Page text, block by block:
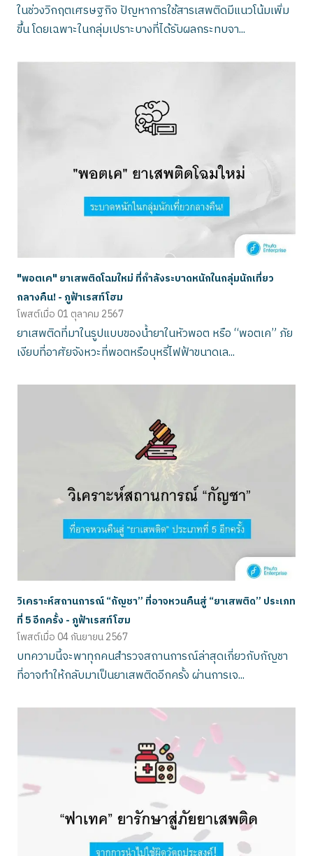
ในช่วงวิกฤตเศรษฐกิจ ปัญหาการใช้สารเสพติดมีแนวโน้มเพิ่ม
ขึ้น โดยเฉพาะในกลุ่มเปราะบางที่ได้รับผลกระทบจา...
"พอตเค" ยาเสพติดโฉมใหม่ ที่กำลังระบาดหนักในกลุ่มนักเที่ยว
กลางคืน! - ภูฟ้าเรสท์โฮม
โพสต์เมื่อ01 ตุลาคม 2567
ยาเสพติดที่มาในรูปแบบของน้ำยาในหัวพอต หรือ “พอตเค” ภัย
เงียบที่อาศัยจังหวะที่พอตหรือบุหรี่ไฟฟ้าขนาดเล...
วิเคราะห์สถานการณ์ “กัญชา” ที่อาจหวนคืนสู่ “ยาเสพติด” ประเภท
ที่ 5 อีกครั้ง - ภูฟ้าเรสท์โฮม
โพสต์เมื่อ04 กันยายน 2567
บทความนี้จะพาทุกคนสำรวจสถานการณ์ล่าสุดเกี่ยวกับกัญชา
ที่อาจทำให้กลับมาเป็นยาเสพติดอีกครั้ง ผ่านการเจ...